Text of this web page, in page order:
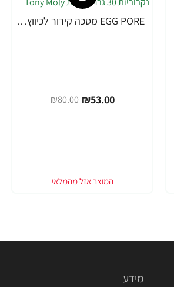
-34% EGG PORE מסכה קירור לכיווץ נקבוביות 30 גרם - מבית Tony Moly
₪53.00
₪80.00
מידע